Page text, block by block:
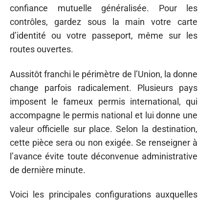
confiance mutuelle généralisée. Pour les
contrôles, gardez sous la main votre carte
d’identité ou votre passeport, même sur les
routes ouvertes.
Aussitôt franchi le périmètre de l’Union, la donne
change parfois radicalement. Plusieurs pays
imposent le fameux permis international, qui
accompagne le permis national et lui donne une
valeur officielle sur place. Selon la destination,
cette pièce sera ou non exigée. Se renseigner à
l’avance évite toute déconvenue administrative
de dernière minute.
Voici les principales configurations auxquelles